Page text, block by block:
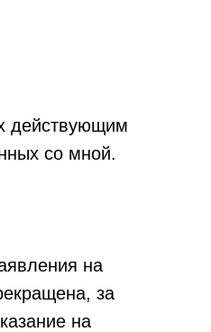
действующим
со мной.
на
за
на